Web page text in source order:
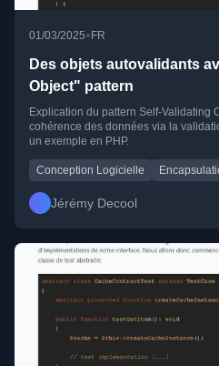
01/03/2025• FR
Des objets autovalidants
Object" pattern
Explication du pattern Self-Validating
cohérence des données via la
un exemple en PHP.
Conception Logicielle
Jérémy Decool